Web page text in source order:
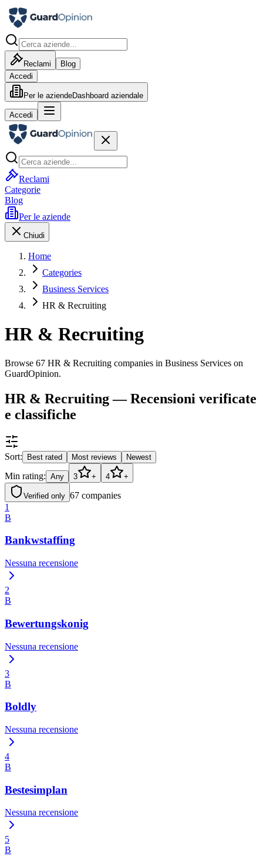
Reclami
Blog
Accedi
Per le aziendeDashboard aziendale
Accedi
Reclami
Categorie
Blog
Per le aziende
Chiudi
Home
Categories
Business Services
HR & Recruiting
HR & Recruiting
Browse 67 HR & Recruiting companies in Business Services on
GuardOpinion.
HR & Recruiting — Recensioni verificate
e classifiche
Sort: Best rated Most reviews Newest
Min rating: Any 3 + 4 +
Verified only 67 companies
1
B
Bankwstaffing
Nessuna recensione
2
B
Bewertungskonig
Nessuna recensione
3
B
Boldly
Nessuna recensione
4
B
Bestesimplan
Nessuna recensione
5
B